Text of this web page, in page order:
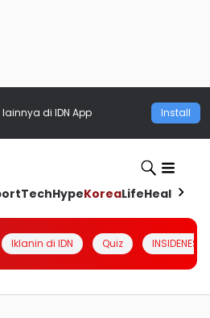
lainnya di IDN App Install
TechHypeKoreaLifeHealth
Iklanin di IDN Quiz INSIDENESIA